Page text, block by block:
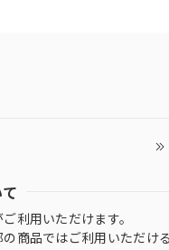
利用いただけます。
商品ではご利用いただけ